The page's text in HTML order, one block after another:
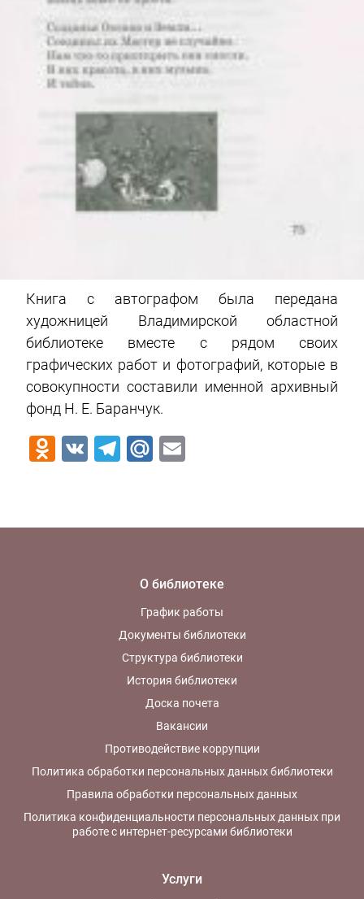
Книга с автографом была передана
художницей Владимирской областной
библиотеке вместе с рядом своих
графических работ и фотографий, которые в
совокупности составили именной архивный
фонд Н. Е. Баранчук.
Odnoklassniki
VK Telegram
Mail.Ru
О библиотеке
График работы
Документы библиотеки
Структура библиотеки
История библиотеки
Доска почета
Вакансии
Противодействие коррупции
Политика обработки персональных данных библиотеки
Правила обработки персональных данных
Политика конфиденциальности персональных данных при
работе с интернет-ресурсами библиотеки
Услуги